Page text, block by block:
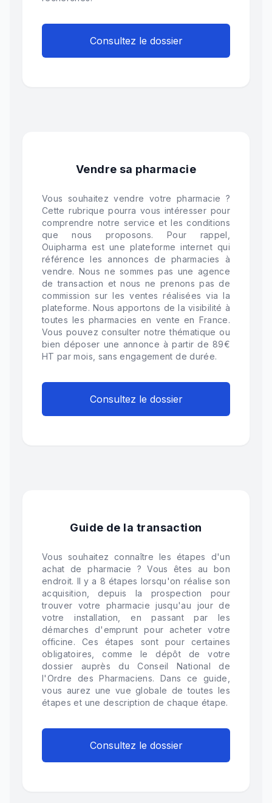
Consultez le dossier
Vendre sa pharmacie
Vous souhaitez vendre votre pharmacie ?
Cette rubrique pourra vous intéresser pour
comprendre notre service et les conditions
que nous proposons. Pour rappel,
Ouipharma est une plateforme internet qui
référence les annonces de pharmacies à
vendre. Nous ne sommes pas une agence
de transaction et nous ne prenons pas de
commission sur les ventes réalisées via la
plateforme. Nous apportons de la visibilité à
toutes les pharmacies en vente en France.
Vous pouvez consulter notre thématique ou
bien déposer une annonce à partir de 89€
HT par mois, sans engagement de durée.
Consultez le dossier
Guide de la transaction
Vous souhaitez connaître les étapes d'un
achat de pharmacie ? Vous êtes au bon
endroit. Il y a 8 étapes lorsqu'on réalise son
acquisition, depuis la prospection pour
trouver votre pharmacie jusqu'au jour de
votre installation, en passant par les
démarches d'emprunt pour acheter votre
officine. Ces étapes sont pour certaines
obligatoires, comme le dépôt de votre
dossier auprès du Conseil National de
l'Ordre des Pharmaciens. Dans ce guide,
vous aurez une vue globale de toutes les
étapes et une description de chaque étape.
Consultez le dossier